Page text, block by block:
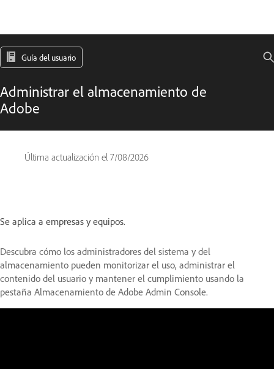
Guía del usuario
Administrar el almacenamiento de
Adobe
Última actualización el 7/08/2026
Se aplica a empresas y equipos.
Descubra cómo los administradores del sistema y del
almacenamiento pueden monitorizar el uso, administrar el
contenido del usuario y mantener el cumplimiento usando la
pestaña Almacenamiento de Adobe Admin Console.